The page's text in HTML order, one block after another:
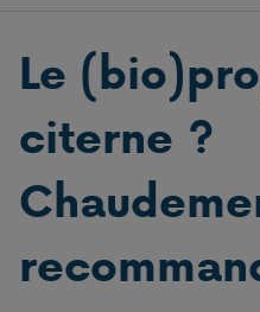
Le
citerne ?